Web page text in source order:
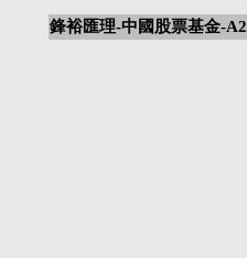
鋒裕匯理-中國股票基金-